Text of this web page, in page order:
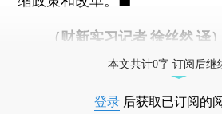
（财新实习记者 徐丝然 译）
本文共计0字 订阅后继
登录 后获取已订阅的